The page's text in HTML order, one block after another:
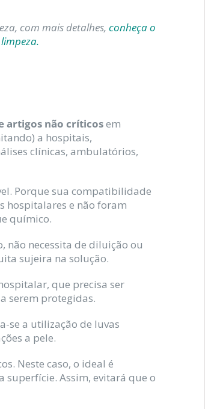
com mais detalhes,conheça o
artigos não críticosem
a hospitais,
clínicas, ambulatórios,
Porque sua compatibilidade
hospitalares e não foram
químico.
não necessita de diluição ou
sujeira na solução.
que precisa ser
serem protegidas.
se a utilização de luvas
a pele.
Neste caso, o ideal é
Assim, evitará que o